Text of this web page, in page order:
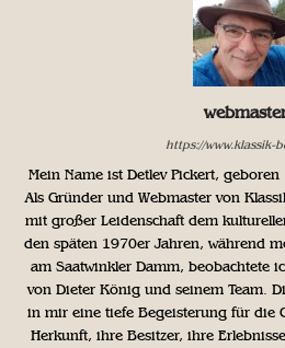
https://www.klassik-
Mein Name ist Detlev Pickert,
Als Gründer und Webmaster von
mit großer Leidenschaft dem
den späten 1970er Jahren, während
am Saatwinkler Damm, beobachtete
von Dieter König und seinem Team.
in mir eine tiefe Begeisterung für die
Herkunft, ihre Besitzer, ihre